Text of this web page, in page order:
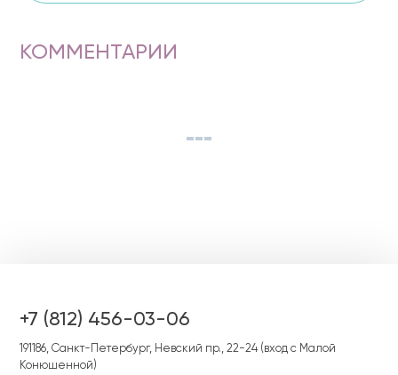
КОММЕНТАРИИ
+7 (812) 456-03-06
191186, Cанкт-Петербург, Невский пр., 22-24 (вход с Малой
Конюшенной)